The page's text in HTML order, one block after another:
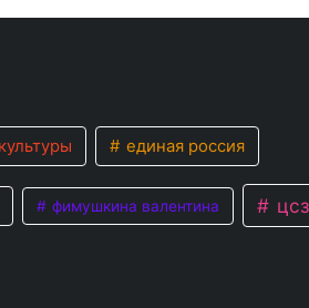
единая россия
фимушкина валентина